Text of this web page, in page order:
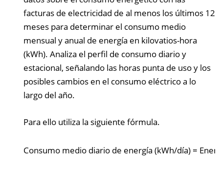
facturas de electricidad de al menos los últimos 12
meses para determinar el consumo medio
mensual y anual de energía en kilovatios-hora
(kWh). Analiza el perfil de consumo diario y
estacional, señalando las horas punta de uso y los
posibles cambios en el consumo eléctrico a lo
largo del año.
Para ello utiliza la siguiente fórmula.
Consumo medio diario de energía (kWh/día) =